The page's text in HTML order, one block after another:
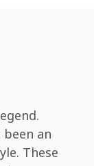
been an
These